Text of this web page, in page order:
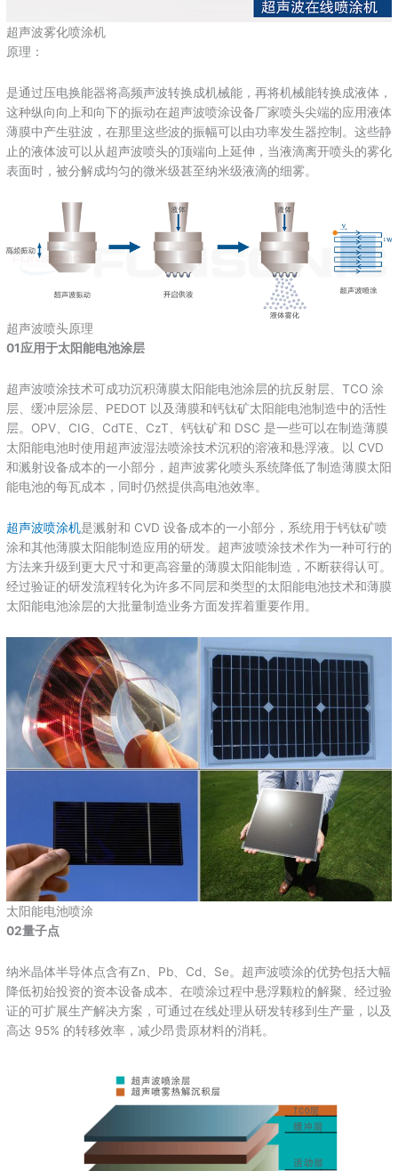
超声波雾化喷涂机
原理：
是通过压电换能器将高频声波转换成机械能，再将机械能转换成液体，
这种纵向向上和向下的振动在超声波喷涂设备厂家喷头尖端的应用液体
薄膜中产生驻波，在那里这些波的振幅可以由功率发生器控制。这些静
止的液体波可以从超声波喷头的顶端向上延伸，当液滴离开喷头的雾化
表面时，被分解成均匀的微米级甚至纳米级液滴的细雾。
超声波喷头原理
01应用于太阳能电池涂层
超声波喷涂技术可成功沉积薄膜太阳能电池涂层的抗反射层、TCO 涂
层、缓冲层涂层、PEDOT 以及薄膜和钙钛矿太阳能电池制造中的活性
层。OPV、CIG、CdTE、CzT、钙钛矿和 DSC 是一些可以在制造薄膜
太阳能电池时使用超声波湿法喷涂技术沉积的溶液和悬浮液。以 CVD
和溅射设备成本的一小部分，超声波雾化喷头系统降低了制造薄膜太阳
能电池的每瓦成本，同时仍然提供高电池效率。
超声波喷涂机是溅射和 CVD 设备成本的一小部分，系统用于钙钛矿喷
涂和其他薄膜太阳能制造应用的研发。超声波喷涂技术作为一种可行的
方法来升级到更大尺寸和更高容量的薄膜太阳能制造，不断获得认可。
经过验证的研发流程转化为许多不同层和类型的太阳能电池技术和薄膜
太阳能电池涂层的大批量制造业务方面发挥着重要作用。
太阳能电池喷涂
02量子点
纳米晶体半导体点含有Zn、Pb、Cd、Se。超声波喷涂的优势包括大幅
降低初始投资的资本设备成本、在喷涂过程中悬浮颗粒的解聚、经过验
证的可扩展生产解决方案，可通过在线处理从研发转移到生产量，以及
高达 95% 的转移效率，减少昂贵原材料的消耗。